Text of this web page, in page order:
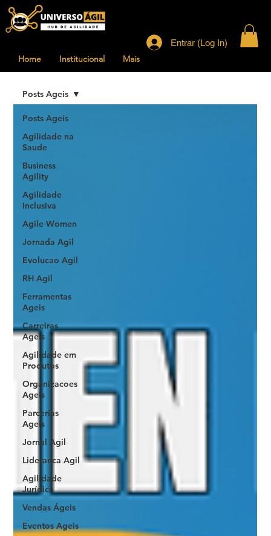
Home Institucional Mais
Entrar (Log In)
Posts Ageis
Agilidade na
Saude
Business
Agility
Agilidade
Inclusiva
Agile Women
Jornada Agil
Evolucao Agil
RH Agil
Ferramentas
Ageis
Carreiras
Ageis
Agilidade em
Produtos
Organizacoes
Ageis
Parcerias
Ageis
Jornal Agil
Lideranca Agil
Agilidade
Jurídica
Vendas Ágeis
Eventos Ageis
Posts Ageis